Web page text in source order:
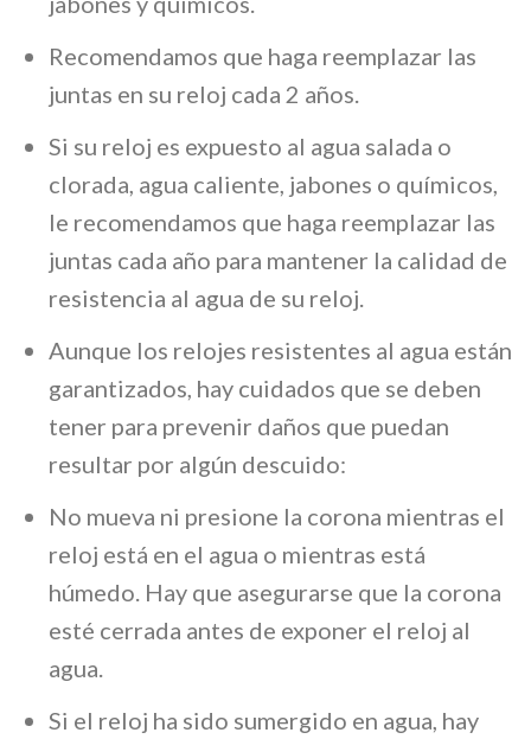
Recomendamos que haga reemplazar las
juntas en su reloj cada 2 años.
Si su reloj es expuesto al agua salada o
clorada, agua caliente, jabones o químicos,
le recomendamos que haga reemplazar las
juntas cada año para mantener la calidad de
resistencia al agua de su reloj.
Aunque los relojes resistentes al agua están
garantizados, hay cuidados que se deben
tener para prevenir daños que puedan
resultar por algún descuido:
No mueva ni presione la corona mientras el
reloj está en el agua o mientras está
húmedo. Hay que asegurarse que la corona
esté cerrada antes de exponer el reloj al
agua.
Si el reloj ha sido sumergido en agua, hay